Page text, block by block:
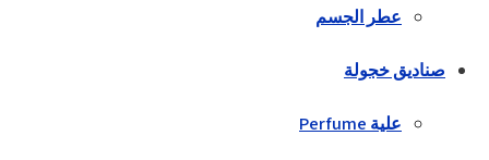
عطر الجسم
صناديق خجولة
علية Perfume